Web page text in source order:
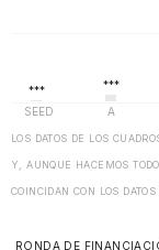
LOS DATOS DE LOS
Y, AUNQUE HACEMOS
COINCIDAN CON LOS
RONDA DE